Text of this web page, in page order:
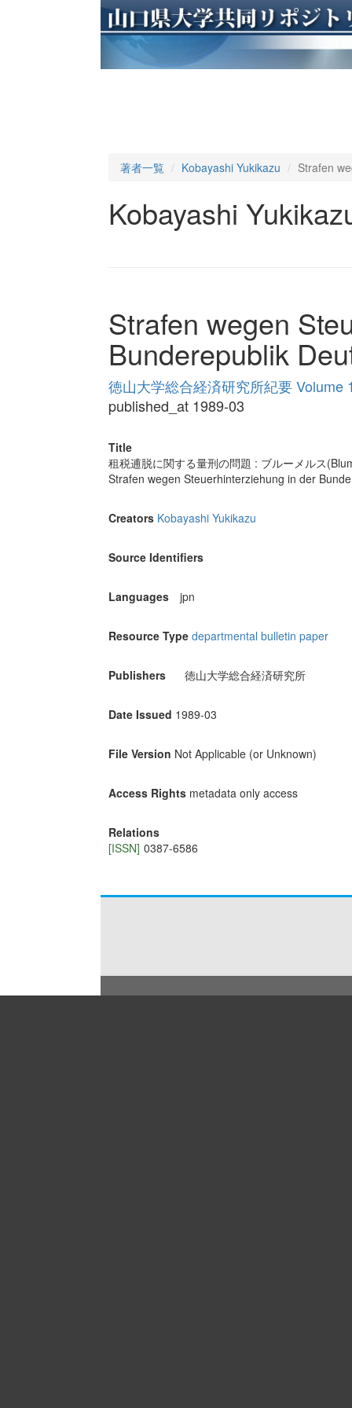
著者一覧 Kobayashi Yukikazu Strafen
Kobayashi
Strafen wegen
Bunderepublik
徳山大学総合経済研究所紀要 Volume
published_at 1989-03
Title
租税逋脱に関する量刑の問題 : ブルーメルス
Strafen wegen Steuerhinterziehung in der
Creators Kobayashi Yukikazu
Source Identifiers
Languages jpn
Resource Type departmental bulletin paper
Publishers 徳山大学総合経済研究所
Date Issued 1989-03
File Version Not Applicable (or Unknown)
Access Rights metadata only access
Relations
[ISSN] 0387-6586